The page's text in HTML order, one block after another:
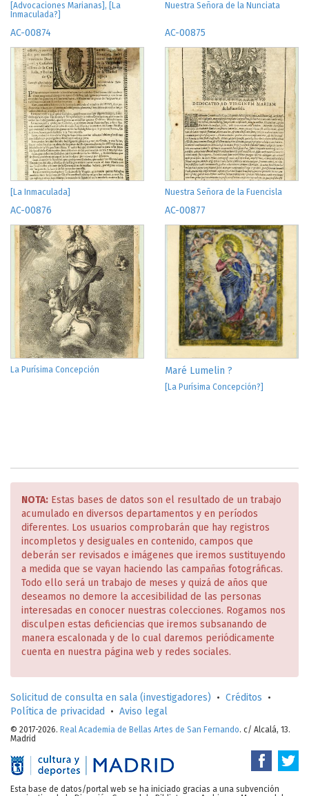
[Advocaciones Marianas], [La
Inmaculada?]
Nuestra Señora de la Nunciata
AC-00874
[La Inmaculada]
AC-00875
Nuestra Señora de la Fuencisla
AC-00876
La Purísima Concepción
AC-00877
Maré Lumelin ?
[La Purísima Concepción?]
NOTA: Estas bases de datos son el resultado de un trabajo
acumulado en diversos departamentos y en períodos
diferentes. Los usuarios comprobarán que hay registros
incompletos y desiguales en contenido, campos que
deberán ser revisados e imágenes que iremos sustituyendo
a medida que se vayan haciendo las campañas fotográficas.
Todo ello será un trabajo de meses y quizá de años que
deseamos no demore la accesibilidad de las personas
interesadas en conocer nuestras colecciones. Rogamos nos
disculpen estas deficiencias que iremos subsanando de
manera escalonada y de lo cual daremos periódicamente
cuenta en nuestra página web y redes sociales.
Solicitud de consulta en sala (investigadores) • Créditos •
Política de privacidad
• Aviso legal
© 2017-2026. Real Academia de Bellas Artes de San Fernando. c/ Alcalá, 13.
Madrid
Esta base de datos/portal web se ha iniciado gracias a una subvención